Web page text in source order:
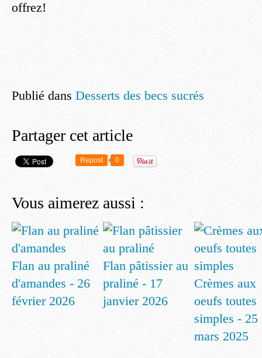
offrez!
Publié dans Desserts des becs sucrés
Partager cet article
Repost 0
Vous aimerez aussi :
Flan au praliné
d'amandes - 26
février 2026
Flan pâtissier au
praliné - 17
janvier 2026
Crèmes aux
oeufs toutes
simples - 25
mars 2025